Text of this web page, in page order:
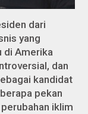
dari
yang
di Amerika
dan
kandidat
pekan
iklim